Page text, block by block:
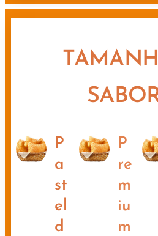
P
a
st
el
d
P
re
m
iu
m